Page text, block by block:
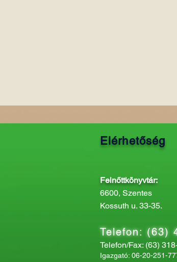
Elérhetőség
Felnőttkönyvtár:
6600, Szentes
Kossuth u. 33-35.
Telefon: (63)
Telefon/Fax: (63)
Igazgató: 06-20-251-